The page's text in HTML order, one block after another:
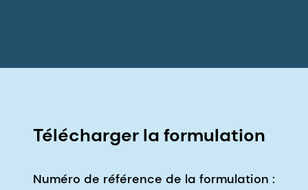
Télécharger la formulation
Numéro de référence de la formulation :